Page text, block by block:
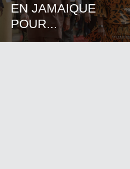
EN JAMAIQUE
POUR...